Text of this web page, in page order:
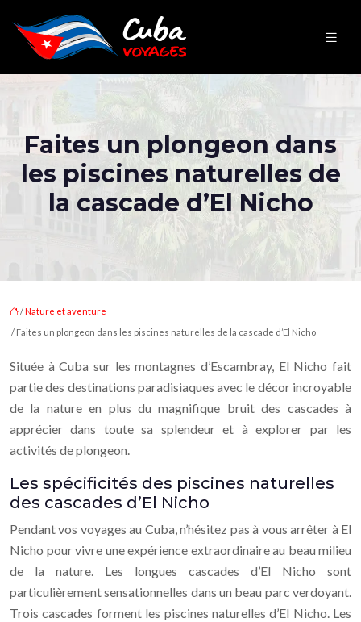
Faites un plongeon dans
les piscines naturelles de
la cascade d’El Nicho
/Nature et aventure
/ Faites un plongeon dans les piscines naturelles de la cascade d’El Nicho
Située à Cuba sur les montagnes d’Escambray, El Nicho fait
partie des destinations paradisiaques avec le décor incroyable
de la nature en plus du magnifique bruit des cascades à
apprécier dans toute sa splendeur et à explorer par les
activités de plongeon.
Les spécificités des piscines naturelles
des cascades d’El Nicho
Pendant vos voyages au Cuba, n’hésitez pas à vous arrêter à El
Nicho pour vivre une expérience extraordinaire au beau milieu
de la nature. Les longues cascades d’El Nicho sont
particulièrement sensationnelles dans un beau parc verdoyant.
Trois cascades forment les piscines naturelles d’El Nicho. Les